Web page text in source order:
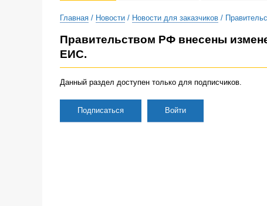
Главная / Новости / Новости для заказчиков /
Правительством РФ внесены
ЕИС.
Данный раздел доступен только для подписчиков.
Подписаться Войти